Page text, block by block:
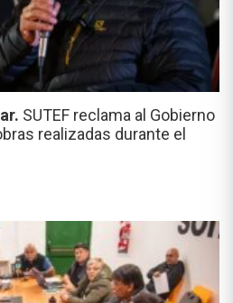
SUTEF reclama al Gobierno
realizadas durante el